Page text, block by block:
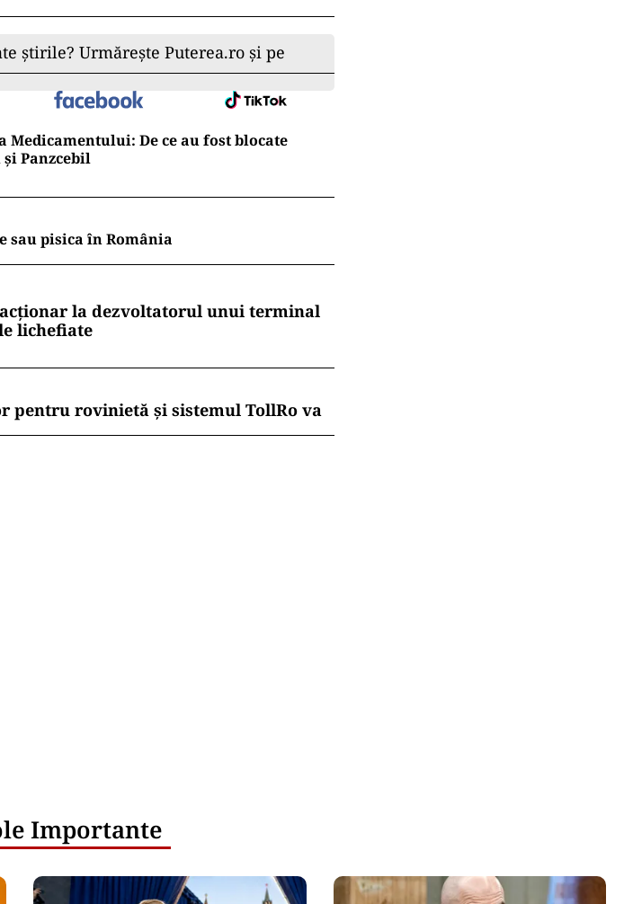
știrile? Urmărește Puterea.ro și pe
De ce au fost blocate
Panzcebil
sau pisica în România
la dezvoltatorul unui terminal
lichefiate
pentru rovinietă și sistemul TollRo va
Importante